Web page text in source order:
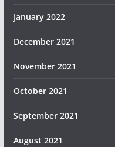
January 2022
December 2021
November 2021
October 2021
September 2021
August 2021